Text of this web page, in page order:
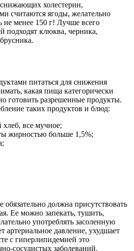
холестерин,
считаются ягоды, желательно
не менее 150 г! Лучше всего
подходят клюква, черника,
питаться для снижения
какая пища категорически
готовить разрешенные продукты.
таких продуктов и блюд:
все мучное;
жирностью больше 1,5%;
должна присутствовать
Ее можно запекать, тушить,
употреблять засоленную
артериальное давление, ухудшает
с гиперлипидемией это
сосудистых заболеваний.